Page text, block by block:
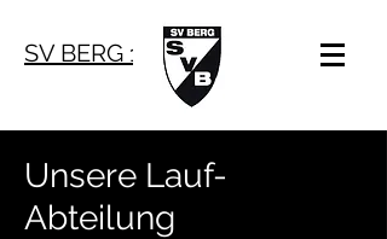
SV BERG 1921 e.V.
Unsere Lauf-
Abteilung